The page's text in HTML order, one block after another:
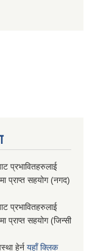
प्रभावितहरुलाई
मा प्राप्त सहयोग (नगद)
प्रभावितहरुलाई
प्राप्त सहयोग (जिन्सी
हेर्न यहाँ क्लिक